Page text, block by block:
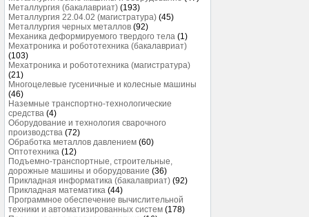
Металлургия (бакалавриат) (193)
Металлургия 22.04.02 (магистратура) (45)
Металлургия черных металлов (92)
Механика деформируемого твердого тела (1)
Мехатроника и робототехника (бакалавриат)
(103)
Мехатроника и робототехника (магистратура)
(21)
Многоцелевые гусеничные и колесные машины
(46)
Наземные транспортно-технологические
средства (4)
Оборудование и технология сварочного
производства (72)
Обработка металлов давлением (60)
Оптотехника (12)
Подъемно-транспортные, строительные,
дорожные машины и оборудование (36)
Прикладная информатика (бакалавриат) (92)
Прикладная математика (44)
Программное обеспечение вычислительной
техники и автоматизированных систем (178)